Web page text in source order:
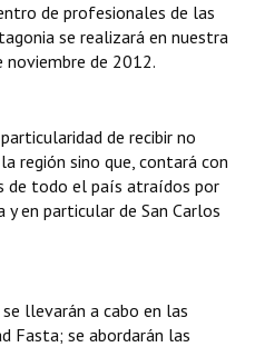
de profesionales de las
se realizará en nuestra
noviembre de 2012.
de recibir no
región sino que, contará con
de todo el país atraídos por
y en particular de San Carlos
llevarán a cabo en las
Fasta; se abordarán las